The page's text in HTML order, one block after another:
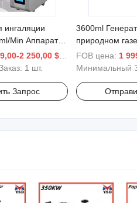
ингаляции
Min Аппарат
2 250,00 $
/ шт.
1 шт.
Запрос
3600ml
природном
Концентратор
Портативный
домашнего
FOB цена: 1
Минимальный